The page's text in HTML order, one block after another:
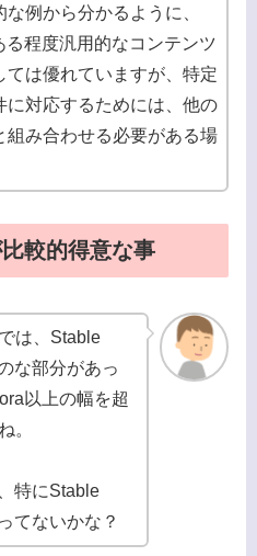
例から分かるように、
る程度汎用的なコンテンツ
ては優れていますが、特定
に対応するためには、他の
組み合わせる必要がある場
較的得意な事
は、Stable
な部分があっ
以上の幅を超
。
特にStable
てないかな？